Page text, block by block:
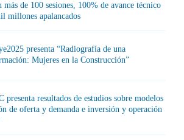
más de 100 sesiones, 100% de avance técnico
millones apalancados
presenta “Radiografía de una
Mujeres en la Construcción”
presenta resultados de estudios sobre modelos
de oferta y demanda e inversión y operación